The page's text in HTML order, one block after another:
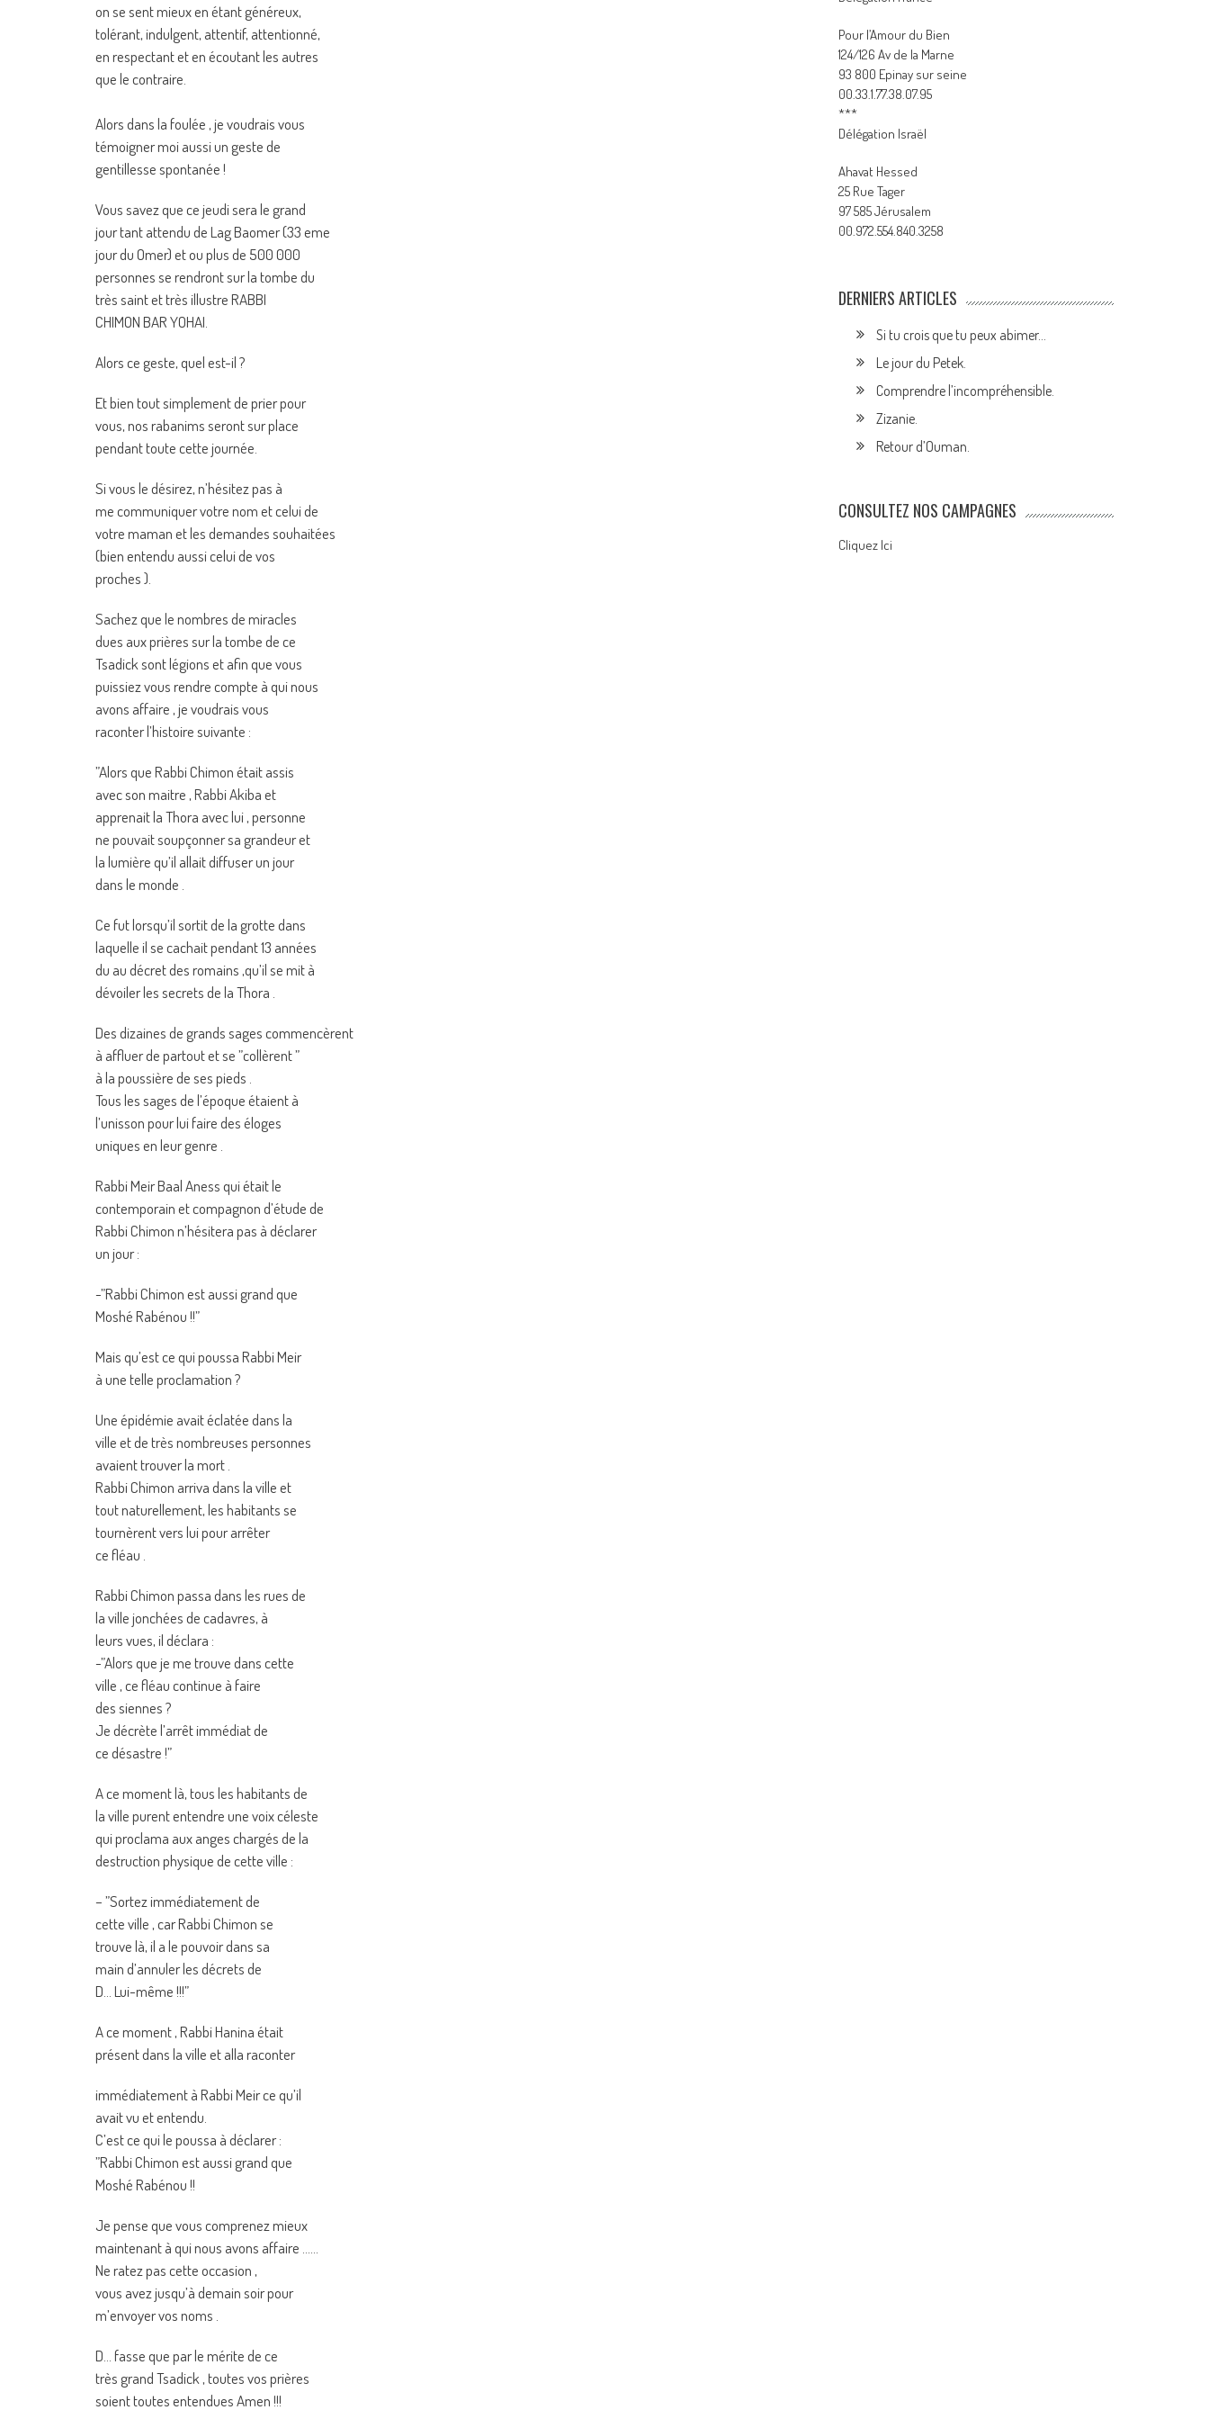
on se sent mieux en étant généreux,
tolérant, indulgent, attentif, attentionné,
en respectant et en écoutant les autres
que le contraire.
Alors dans la foulée , je voudrais vous
témoigner moi aussi un geste de
gentillesse spontanée !
Vous savez que ce jeudi sera le grand
jour tant attendu de Lag Baomer (33 eme
jour du Omer) et ou plus de 500 000
personnes se rendront sur la tombe du
très saint et très illustre RABBI
CHIMON BAR YOHAI.
Alors ce geste, quel est-il ?
Et bien tout simplement de prier pour
vous, nos rabanims seront sur place
pendant toute cette journée.
Si vous le désirez, n’hésitez pas à
me communiquer votre nom et celui de
votre maman et les demandes souhaitées
(bien entendu aussi celui de vos
proches ).
Sachez que le nombres de miracles
dues aux prières sur la tombe de ce
Tsadick sont légions et afin que vous
puissiez vous rendre compte à qui nous
avons affaire , je voudrais vous
raconter l’histoire suivante :
”Alors que Rabbi Chimon était assis
avec son maitre , Rabbi Akiba et
apprenait la Thora avec lui , personne
ne pouvait soupçonner sa grandeur et
la lumière qu’il allait diffuser un jour
dans le monde .
Ce fut lorsqu’il sortit de la grotte dans
laquelle il se cachait pendant 13 années
du au décret des romains ,qu’il se mit à
dévoiler les secrets de la Thora .
Des dizaines de grands sages commencèrent
à affluer de partout et se ”collèrent ”
à la poussière de ses pieds .
Tous les sages de l’époque étaient à
l’unisson pour lui faire des éloges
uniques en leur genre .
Rabbi Meir Baal Aness qui était le
contemporain et compagnon d’étude de
Rabbi Chimon n’hésitera pas à déclarer
un jour :
-”Rabbi Chimon est aussi grand que
Moshé Rabénou !!”
Mais qu’est ce qui poussa Rabbi Meir
à une telle proclamation ?
Une épidémie avait éclatée dans la
ville et de très nombreuses personnes
avaient trouver la mort .
Rabbi Chimon arriva dans la ville et
tout naturellement, les habitants se
tournèrent vers lui pour arrêter
ce fléau .
Rabbi Chimon passa dans les rues de
la ville jonchées de cadavres, à
leurs vues, il déclara :
-”Alors que je me trouve dans cette
ville , ce fléau continue à faire
des siennes ?
Je décrète l’arrêt immédiat de
ce désastre !”
A ce moment là, tous les habitants de
la ville purent entendre une voix céleste
qui proclama aux anges chargés de la
destruction physique de cette ville :
– ”Sortez immédiatement de
cette ville , car Rabbi Chimon se
trouve là, il a le pouvoir dans sa
main d’annuler les décrets de
D… Lui-même !!!”
A ce moment , Rabbi Hanina était
présent dans la ville et alla raconter
immédiatement à Rabbi Meir ce qu’il
avait vu et entendu.
C’est ce qui le poussa à déclarer :
”Rabbi Chimon est aussi grand que
Moshé Rabénou !!
Je pense que vous comprenez mieux
maintenant à qui nous avons affaire ……
Ne ratez pas cette occasion ,
vous avez jusqu’à demain soir pour
m’envoyer vos noms .
D… fasse que par le mérite de ce
très grand Tsadick , toutes vos prières
soient toutes entendues Amen !!!
Pour l’Amour du Bien
124/126 Av de la Marne
93 800 Epinay sur seine
00.33.1.77.38.07.95
***
Délégation Israël
Ahavat Hessed
25 Rue Tager
97 585 Jérusalem
00.972.554.840.3258
DERNIERS ARTICLES
Si tu crois que tu peux abimer…
Le jour du Petek.
Comprendre l’incompréhensible.
Zizanie.
Retour d’Ouman.
CONSULTEZ NOS CAMPAGNES
Cliquez Ici